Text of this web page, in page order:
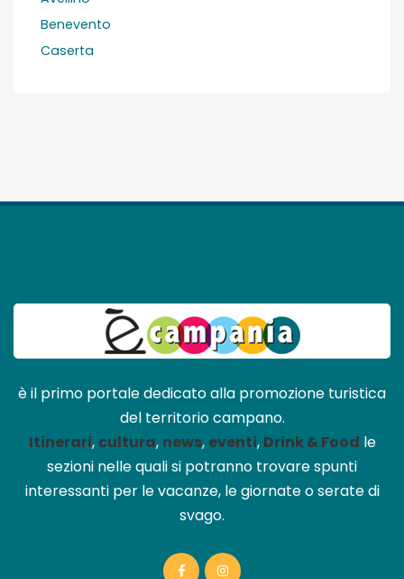
Benevento
Caserta
è il primo portale dedicato alla promozione turistica
del territorio campano.
Itinerari, cultura, news, eventi, Drink & Food le
sezioni nelle quali si potranno trovare spunti
interessanti per le vacanze, le giornate o serate di
svago.